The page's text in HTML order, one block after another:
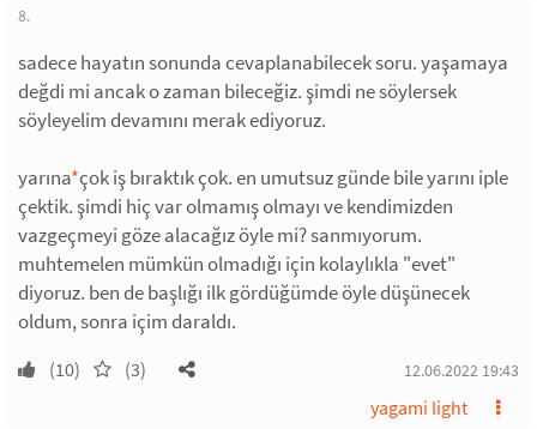
8.
sadece hayatın sonunda cevaplanabilecek soru. yaşamaya
değdi mi ancak o zaman bileceğiz. şimdi ne söylersek
söyleyelim devamını merak ediyoruz.
yarına*çok iş bıraktık çok. en umutsuz günde bile yarını iple
çektik. şimdi hiç var olmamış olmayı ve kendimizden
vazgeçmeyi göze alacağız öyle mi? sanmıyorum.
muhtemelen mümkün olmadığı için kolaylıkla "evet"
diyoruz. ben de başlığı ilk gördüğümde öyle düşünecek
oldum, sonra içim daraldı.
(10) (3) 12.06.2022 19:43
yagami light